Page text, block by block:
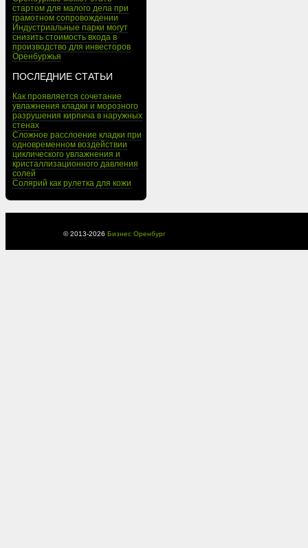
стартом для малого дела при
грамотном сопровождении
Индустриальные парки могут
снизить стоимость входа в
производство для инвесторов
Оренбуржья
ПОСЛЕДНИЕ СТАТЬИ
Как проявляется сочетание
увлажнения кладки и морозного
разрушения кирпича в наружных
стенах
Сложное расслоение кладки при
одновременном воздействии
циклического увлажнения и
кристаллизационного давления
солей
Солярий как рулетка для кожи
© 2013-2026 Бизнес Оренбург